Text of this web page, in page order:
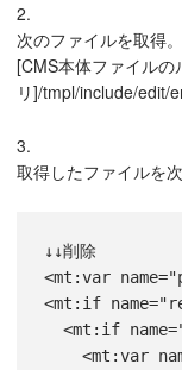
2.
次のファイルを取得。
[CMS本体ファイルの
リ]/tmpl/include/edit/
3.
取得したファイルを
↓↓削除
<mt:var
<mt:if